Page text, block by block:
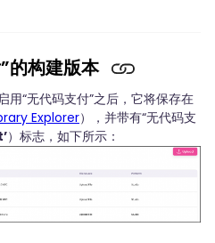
的构建版本
用“无代码支付”之后，它将保存在
Explorer），并带有“无代码支
）标志，如下所示：